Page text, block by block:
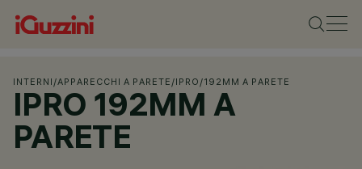
INTERNI /APPARECCHI A PARETE /IPRO /192MM A PARETE
IPRO 192MM A
PARETE